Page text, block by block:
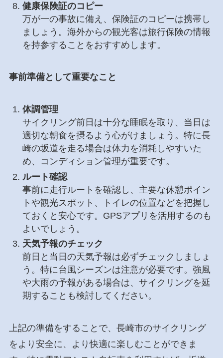
健康保険証のコピー
万が一の事故に備え、保険証のコピーは携帯し
ましょう。海外からの観光客は旅行保険の情報
を持参することをおすすめします。
事前準備として重要なこと
体調管理
サイクリング前日は十分な睡眠を取り、当日は
適切な朝食を摂るよう心がけましょう。特に長
崎の坂道を走る場合は体力を消耗しやすいた
め、コンディション管理が重要です。
ルート確認
事前に走行ルートを確認し、主要な休憩ポイン
トや観光スポット、トイレの位置などを把握し
ておくと安心です。GPSアプリを活用するのも
よいでしょう。
天気予報のチェック
前日と当日の天気予報は必ずチェックしましょ
う。特に台風シーズンは注意が必要です。強風
や大雨の予報がある場合は、サイクリングを延
期することも検討してください。
上記の準備をすることで、長崎市のサイクリング
をより安全に、より快適に楽しむことができま